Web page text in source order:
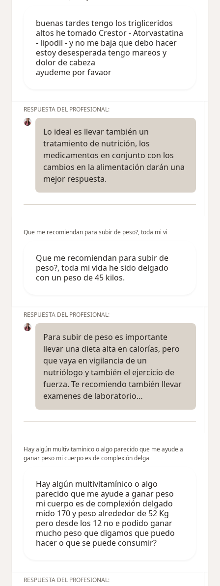
buenas tardes tengo los trigliceridos
altos he tomado Crestor - Atorvastatina
- lipodil - y no me baja que debo hacer
estoy desesperada tengo mareos y
dolor de cabeza
ayudeme por favaor
RESPUESTA DEL PROFESIONAL:
Lo ideal es llevar también un
tratamiento de nutrición, los
medicamentos en conjunto con los
cambios en la alimentación darán una
mejor respuesta.
Que me recomiendan para subir de peso?, toda mi vi
Que me recomiendan para subir de
peso?, toda mi vida he sido delgado
con un peso de 45 kilos.
RESPUESTA DEL PROFESIONAL:
Para subir de peso es importante
llevar una dieta alta en calorías, pero
que vaya en vigilancia de un
nutriólogo y también el ejercicio de
fuerza. Te recomiendo también llevar
examenes de laboratorio…
Hay algún multivitamínico o algo parecido que me ayude a
ganar peso mi cuerpo es de complexión delga
Hay algún multivitamínico o algo
parecido que me ayude a ganar peso
mi cuerpo es de complexión delgado
mido 170 y peso alrededor de 52 Kg
pero desde los 12 no e podido ganar
mucho peso que digamos que puedo
hacer o que se puede consumir?
RESPUESTA DEL PROFESIONAL: